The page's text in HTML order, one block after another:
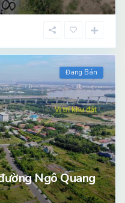
Đang Bán
Ngô Quang